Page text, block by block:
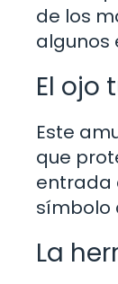
de los
algunos
El ojo
Este
que
entrada
símbolo
La